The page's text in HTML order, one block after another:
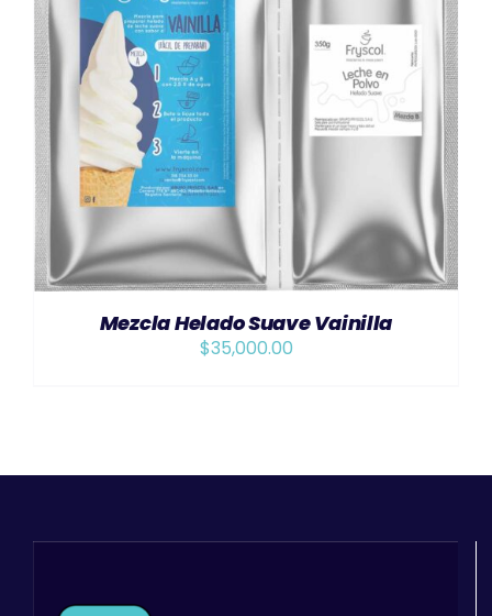
AÑADIR AL CARRITO DETAILS
Mezcla Helado Suave Vainilla
$35,000.00